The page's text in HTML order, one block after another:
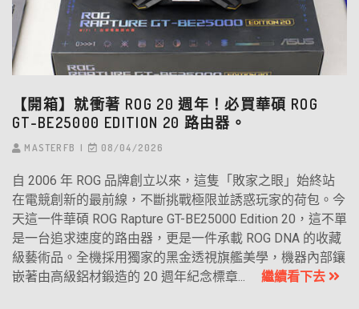
【開箱】就衝著 ROG 20 週年！必買華碩 ROG
GT-BE25000 EDITION 20 路由器。
MASTERFB 08/04/2026
自 2006 年 ROG 品牌創立以來，這隻「敗家之眼」始終站
在電競創新的最前線，不斷挑戰極限並誘惑玩家的荷包。今
天這一件華碩 ROG Rapture GT-BE25000 Edition 20，這不單
是一台追求速度的路由器，更是一件承載 ROG DNA 的收藏
級藝術品。全機採用獨家的黑金透視旗艦美學，機器內部鑲
嵌著由高級鋁材鍛造的 20 週年紀念標章... 繼續看下去